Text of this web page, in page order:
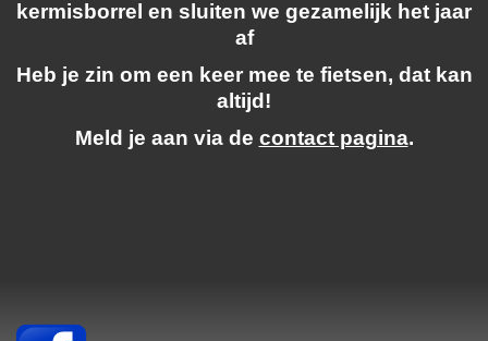
kermisborrel en sluiten we gezamelijk het jaar
af
Heb je zin om een keer mee te fietsen, dat kan
altijd!
Meld je aan via de contact pagina.